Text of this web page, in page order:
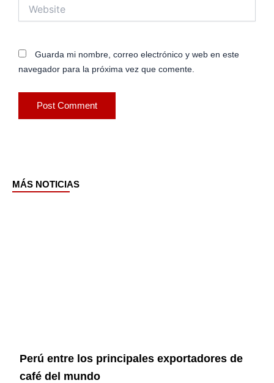
Guarda mi nombre, correo electrónico y web en este
navegador para la próxima vez que comente.
MÁS NOTICIAS
Perú entre los principales exportadores de
café del mundo